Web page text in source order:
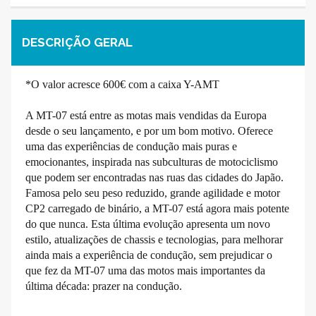
DESCRIÇÃO GERAL
*O valor acresce 600€ com a caixa Y-AMT
A MT-07 está entre as motas mais vendidas da Europa
desde o seu lançamento, e por um bom motivo. Oferece
uma das experiências de condução mais puras e
emocionantes, inspirada nas subculturas de motociclismo
que podem ser encontradas nas ruas das cidades do Japão.
Famosa pelo seu peso reduzido, grande agilidade e motor
CP2 carregado de binário, a MT-07 está agora mais potente
do que nunca. Esta última evolução apresenta um novo
estilo, atualizações de chassis e tecnologias, para melhorar
ainda mais a experiência de condução, sem prejudicar o
que fez da MT-07 uma das motos mais importantes da
última década: prazer na condução.